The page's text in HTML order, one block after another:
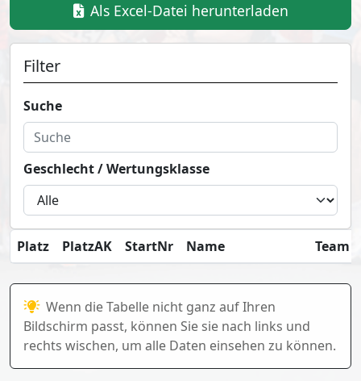
Als Excel-Datei herunterladen
Filter
Suche
Geschlecht / Wertungsklasse
Platz PlatzAK StartNr Name Team
Wenn die Tabelle nicht ganz auf Ihren
Bildschirm passt, können Sie sie nach links und
rechts wischen, um alle Daten einsehen zu können.